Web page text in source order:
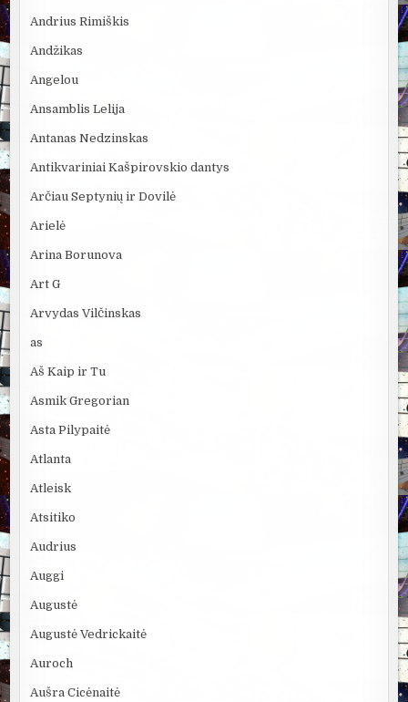
Andrius Rimiškis
Andžikas
Angelou
Ansamblis Lelija
Antanas Nedzinskas
Antikvariniai Kašpirovskio dantys
Arčiau Septynių ir Dovilė
Arielė
Arina Borunova
Art G
Arvydas Vilčinskas
as
Aš Kaip ir Tu
Asmik Gregorian
Asta Pilypaitė
Atlanta
Atleisk
Atsitiko
Audrius
Auggi
Augustė
Augustė Vedrickaitė
Auroch
Aušra Cicėnaitė